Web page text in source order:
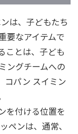
は、子どもたち
要なアイテムで
ことは、子ども
ングチームへの
コパン スイミン
を付ける位置を
ペンは、通常、